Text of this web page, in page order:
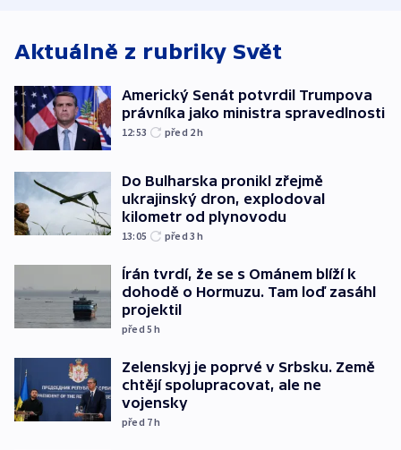
Aktuálně z rubriky Svět
Americký Senát potvrdil Trumpova
právníka jako ministra spravedlnosti
12:53 před 2h
Do Bulharska pronikl zřejmě
ukrajinský dron, explodoval
kilometr od plynovodu
13:05 před 3h
Írán tvrdí, že se s Ománem blíží k
dohodě o Hormuzu. Tam loď zasáhl
projektil
před 5h
Zelenskyj je poprvé v Srbsku. Země
chtějí spolupracovat, ale ne
vojensky
před 7h